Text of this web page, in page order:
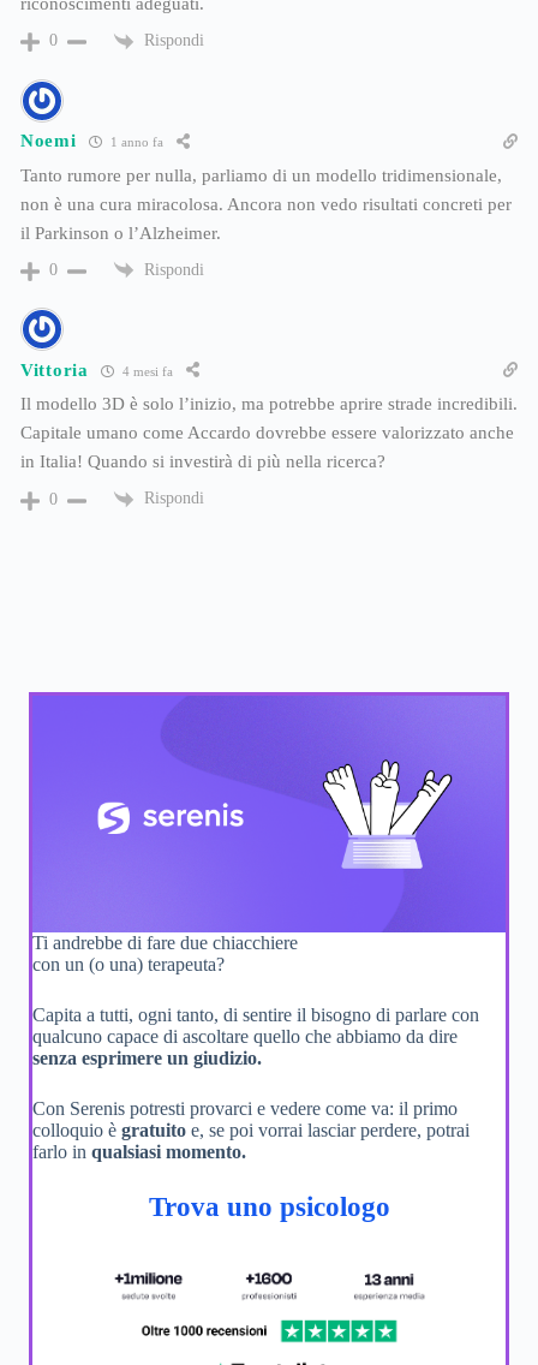
0 Rispondi
Noemi 1 anno fa
Tanto rumore per nulla, parliamo di un modello tridimensionale,
non è una cura miracolosa. Ancora non vedo risultati concreti per
il Parkinson o l’Alzheimer.
0 Rispondi
Vittoria 4 mesi fa
Il modello 3D è solo l’inizio, ma potrebbe aprire strade incredibili.
Capitale umano come Accardo dovrebbe essere valorizzato anche
in Italia! Quando si investirà di più nella ricerca?
0 Rispondi
Ti andrebbe di fare due chiacchiere
con un (o una) terapeuta?
Capita a tutti, ogni tanto, di sentire il bisogno di parlare con
qualcuno capace di ascoltare quello che abbiamo da dire
senza esprimere un giudizio.
Con Serenis potresti provarci e vedere come va: il primo
colloquio è gratuito e, se poi vorrai lasciar perdere, potrai
farlo in qualsiasi momento.
Trova uno psicologo